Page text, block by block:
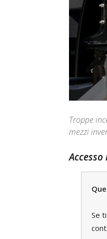
Troppe
mezzi
Se